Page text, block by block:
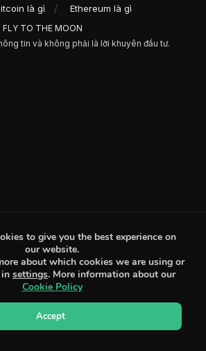
là gì Ethereum là gì
TO THE MOON
tin và không phải là lời khuyên đầu tư.
to give you the best experience on
our website.
about which cookies we are using or
settings. More information about our
Cookie Policy
Accept